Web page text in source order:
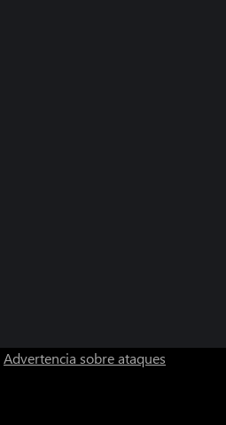
Advertencia sobre ataques